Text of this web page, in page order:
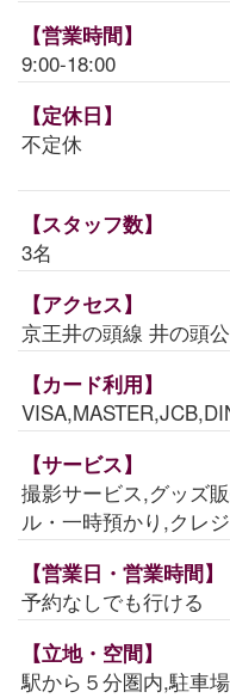
【営業時間】
9:00-18:00
【定休日】
不定休
【スタッフ数】
3名
【アクセス】
京王井の頭線 井の頭
【カード利用】
【サービス】
撮影サービス,グッズ
ル・一時預かり,クレ
【営業日・営業時間】
予約なしでも行ける
【立地・空間】
駅から５分圏内,駐車